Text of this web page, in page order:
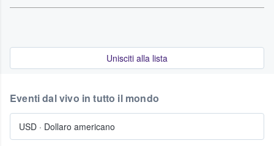
Unisciti alla lista
Eventi dal vivo in tutto il mondo
USD · Dollaro americano